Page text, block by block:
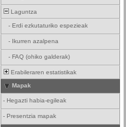
Laguntza
- Erdi ezkutaturiko espezieak
- Ikurren azalpena
- FAQ (ohiko galderak)
Erabileraren estatistikak
Mapak
- Hegazti habia-egileak
- Presentzia mapak